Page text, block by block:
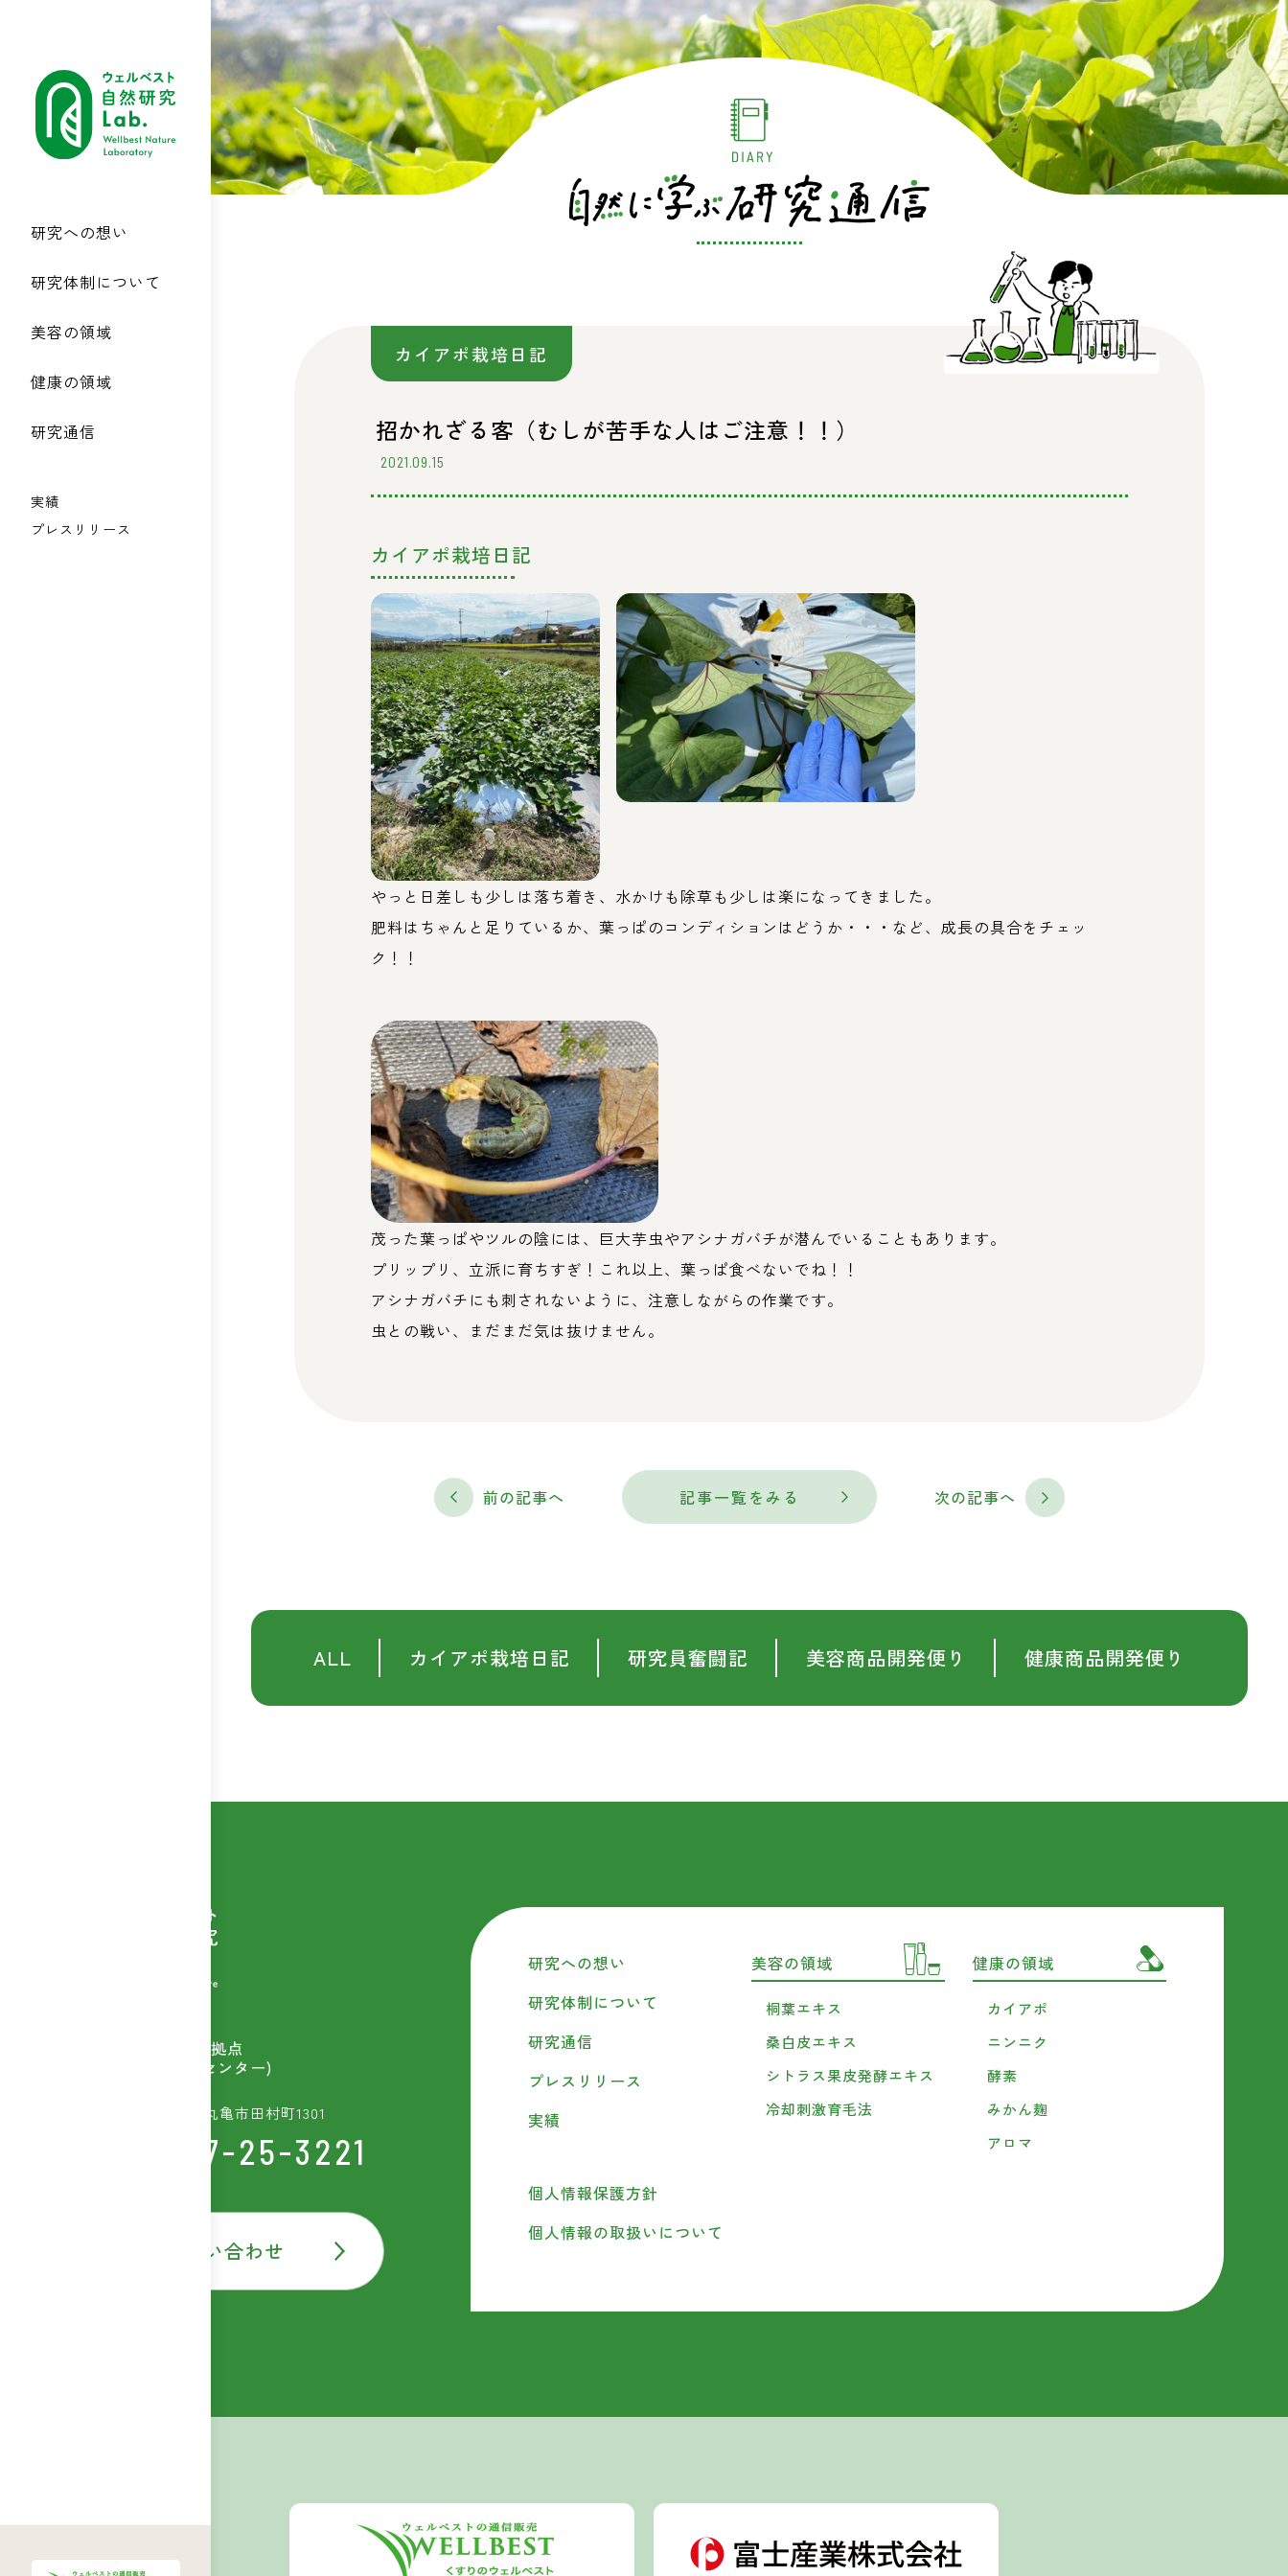
研究への想い
研究体制について
美容の領域
健康の領域
研究通信
実績
プレスリリース
カイアポ栽培日記
招かれざる客（むしが苦手な人はご注意！！）
2021.09.15
カイアポ栽培日記
やっと日差しも少しは落ち着き、水かけも除草も少しは楽になってきました。
肥料はちゃんと足りているか、葉っぱのコンディションはどうか・・・など、成長の具合をチェッ
ク！！
茂った葉っぱやツルの陰には、巨大芋虫やアシナガバチが潜んでいることもあります。
プリップリ、立派に育ちすぎ！これ以上、葉っぱ食べないでね！！
アシナガバチにも刺されないように、注意しながらの作業です。
虫との戦い、まだまだ気は抜けません。
前の記事へ 記事一覧をみる 次の記事へ
ALL カイアポ栽培日記 研究員奮闘記 美容商品開発便り 健康商品開発便り
ウェルベストの開発拠点
(富士産業研究開発センター)
〒763-8603 香川県丸亀市田村町1301
TEL:0877-25-3221
お問い合わせ
研究への想い
研究体制について
研究通信
プレスリリース
実績
個人情報保護方針
個人情報の取扱いについて
美容の領域
桐葉エキス
桑白皮エキス
シトラス果皮発酵エキス
冷却刺激育毛法
健康の領域
カイアポ
ニンニク
酵素
みかん麹
アロマ